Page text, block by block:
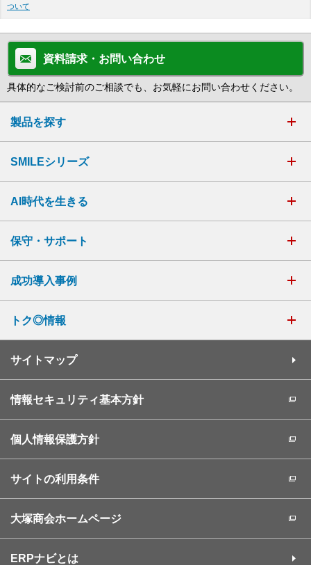
ついて
資料請求・お問い合わせ
具体的なご検討前のご相談でも、お気軽にお問い合わせください。
製品を探す
SMILEシリーズ
AI時代を生きる
保守・サポート
成功導入事例
トク◎情報
サイトマップ
情報セキュリティ基本方針
個人情報保護方針
サイトの利用条件
大塚商会ホームページ
ERPナビとは